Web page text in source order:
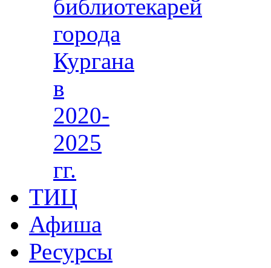
библиотекарей
города
Кургана
в
2020-
2025
гг.
ТИЦ
Афиша
Ресурсы